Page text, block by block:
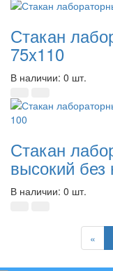
Стакан
75x110
В наличии: 0 шт.
Стакан
высокий
В наличии: 0 шт.
«